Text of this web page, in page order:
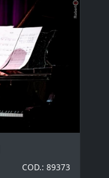
COD.: 89373